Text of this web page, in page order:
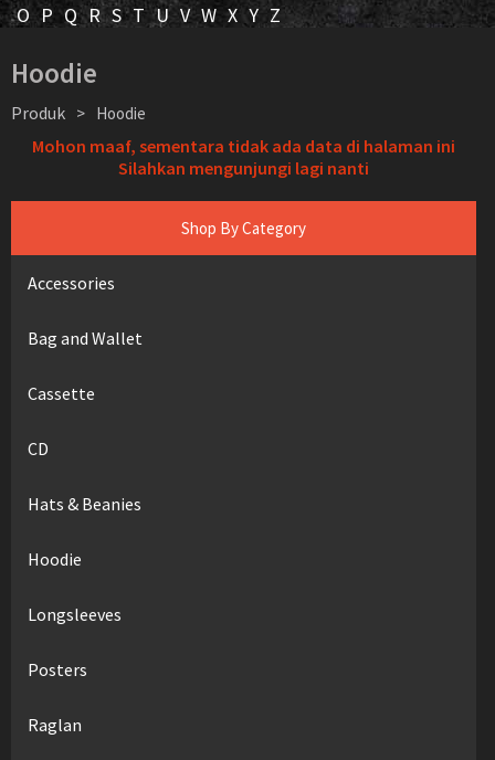
O P Q R S T U V W X Y Z
Shop By Category
Accessories
Bag and Wallet
Cassette
CD
Hats & Beanies
Hoodie
Longsleeves
Posters
Raglan
Hoodie
Produk > Hoodie
Mohon maaf, sementara tidak ada data di halaman ini
Silahkan mengunjungi lagi nanti